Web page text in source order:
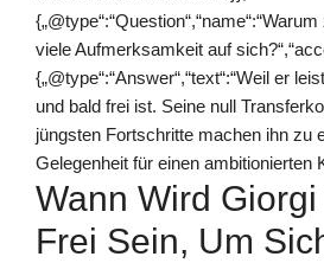
viele Aufmerksamkeit auf
{„@type“:“Answer“,“text“:“Weil er
und bald frei ist. Seine null
jüngsten Fortschritte machen ihn zu
Gelegenheit für einen ambitionierten
Wann Wird
Frei Sein, Um